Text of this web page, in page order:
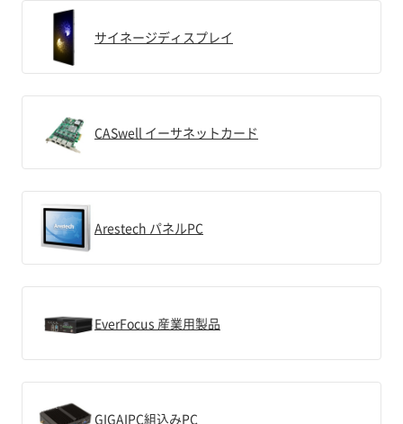
サイネージディスプレイ
CASwell イーサネットカード
Arestech パネルPC
EverFocus 産業用製品
GIGAIPC組込みPC